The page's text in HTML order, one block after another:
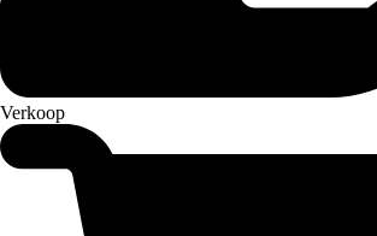
Verkoop